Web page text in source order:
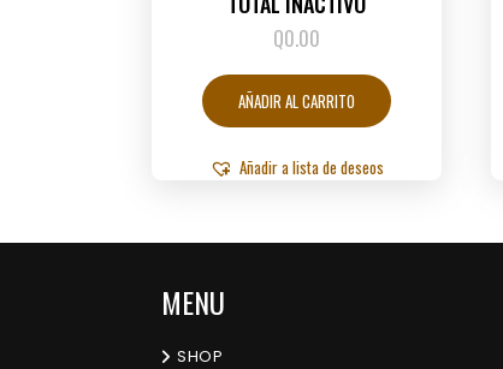
Q0.00
AÑADIR AL CARRITO
Añadir a lista de deseos
MENU
SHOP